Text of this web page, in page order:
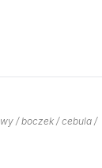
/ boczek / cebula /